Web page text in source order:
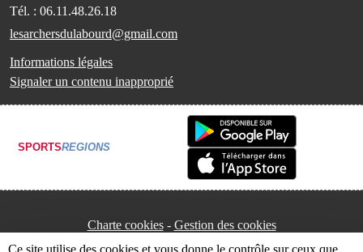
Tél. : 06.11.48.26.18
lesarchersdulabourd@gmail.com
Informations légales
Signaler un contenu inapproprié
SPORTSREGIONS
Charte cookies Gestion des cookies
Ce site utilise des cookies et vous donne le contrôle sur ceux que